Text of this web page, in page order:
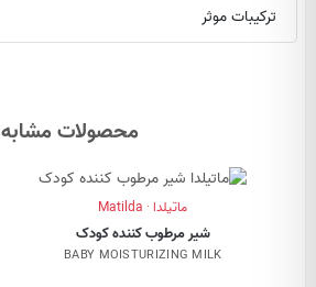
ترکیبات موثر
محصولات مشابه
ماتیلدا · Matilda
شیر مرطوب کننده کودک
BABY MOISTURIZING MILK